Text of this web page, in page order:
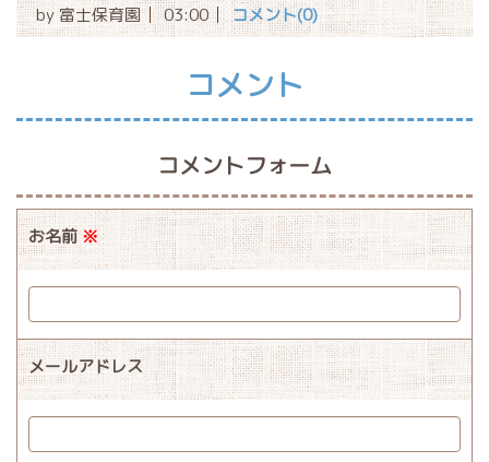
by富士保育園 03:00 コメント(0)
コメント
コメントフォーム
お名前※
メールアドレス